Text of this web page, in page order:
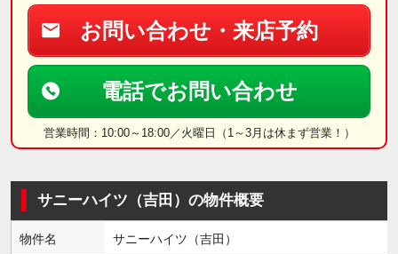
お問い合わせ・来店予約
電話でお問い合わせ
営業時間：10:00～18:00／火曜日（1～3月は休まず営業！）
サニーハイツ（吉田）の物件概要
物件名 サニーハイツ（吉田）